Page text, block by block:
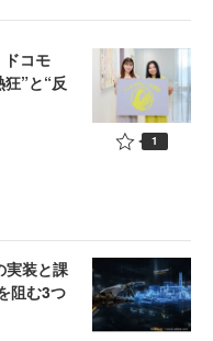
コモ
”と“反
1
実装と課
阻む3つ